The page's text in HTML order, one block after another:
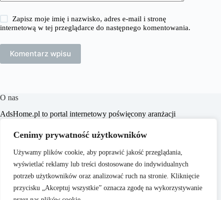
Cenimy prywatność użytkowników
Używamy plików cookie, aby poprawić jakość przeglądania,
wyświetlać reklamy lub treści dostosowane do indywidualnych
potrzeb użytkowników oraz analizować ruch na stronie. Kliknięcie
przycisku „Akceptuj wszystkie” oznacza zgodę na wykorzystywanie
Zapisz moje imię i nazwisko, adres e-mail i stronę
internetową w tej przeglądarce do następnego komentowania.
Komentarz wpisu
O nas
​AdsHome.pl to portal internetowy poświęcony aranżacji
celem jest dostarczanie praktycznych wskazówek i inspiracji,
które pomogą czytelnikom w tworzeniu komfortowych i
stylowych przestrzeni życiowych.